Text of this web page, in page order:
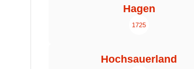
Hagen
1725
Hochsauerland